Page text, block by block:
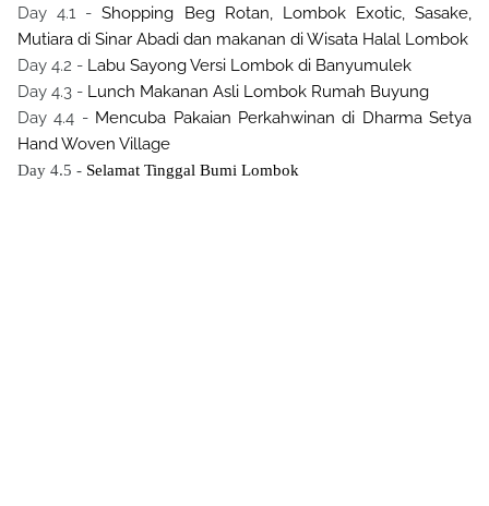
Day 4.1 -Shopping Beg Rotan, Lombok Exotic, Sasake,
Mutiara di Sinar Abadi dan makanan di Wisata Halal Lombok
Day 4.2 - Labu Sayong Versi Lombok di Banyumulek
Day 4.3 - Lunch Makanan Asli Lombok Rumah Buyung
Day 4.4 - Mencuba Pakaian Perkahwinan di Dharma Setya
Hand Woven Village
Day 4.5 - Selamat Tinggal Bumi Lombok